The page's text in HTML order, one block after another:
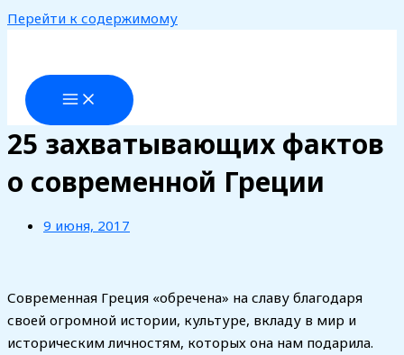
Перейти к содержимому
25 захватывающих фактов
о современной Греции
9 июня, 2017
Современная Греция «обречена» на славу благодаря
своей огромной истории, культуре, вкладу в мир и
историческим личностям, которых она нам подарила.